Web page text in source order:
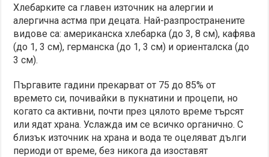
Хлебарките са главен източник на алергии и
алергична астма при децата. Най-разпространените
видове са: американска хлебарка (до 3, 8 см), кафява
(до 1, 3 см), германска (до 1, 3 см) и ориенталска (до
3 см).
Пъргавите гадини прекарват от 75 до 85% от
времето си, почивайки в пукнатини и процепи, но
когато са активни, почти през цялото време търсят
или ядат храна. Услажда им се всичко органично. С
близък източник на храна и вода те оцеляват дълги
периоди от време, без никога да изоставят